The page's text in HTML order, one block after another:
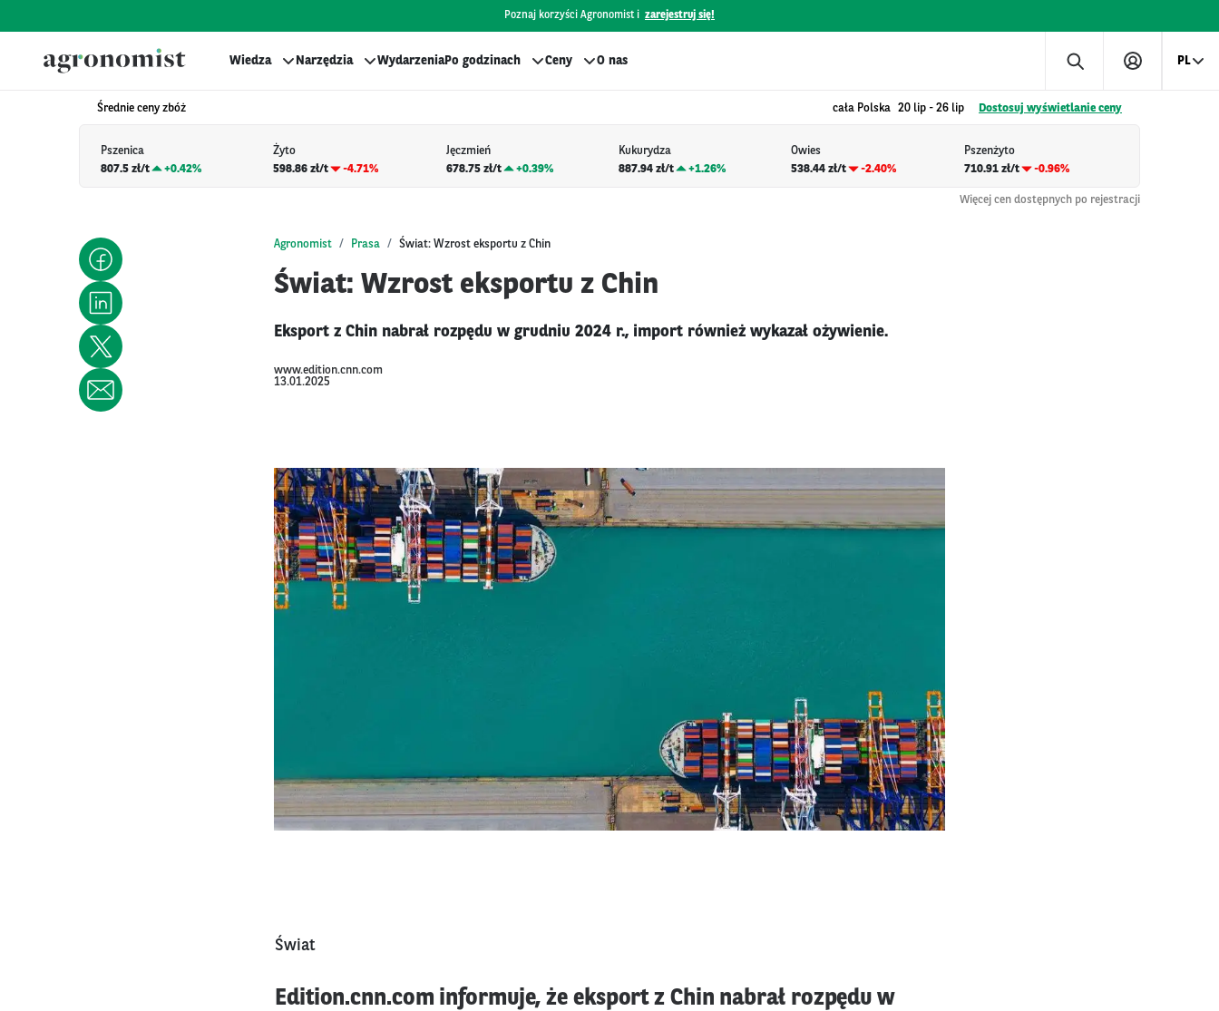
Poznaj korzyści Agronomist i zarejestruj się!
Wiedza Narzędzia WydarzeniaPo godzinach Ceny O nas PL
Średnie ceny zbóż cała Polska 20 lip - 26 lip Dostosuj wyświetlanie ceny
Pszenica
807.5 zł/t
+0.42%
Żyto
598.86 zł/t
-4.71%
Jęczmień
678.75 zł/t
+0.39%
Kukurydza
887.94 zł/t
+1.26%
Owies
538.44 zł/t
-2.40%
Pszenżyto
710.91 zł/t
-0.96%
Więcej cen dostępnych po rejestracji
Agronomist Prasa Świat: Wzrost eksportu z Chin
Świat: Wzrost eksportu z Chin
Eksport z Chin nabrał rozpędu w grudniu 2024 r., import również wykazał ożywienie.
www.edition.cnn.com
13.01.2025
Świat
Edition.cnn.com informuje, że eksport z Chin nabrał rozpędu w